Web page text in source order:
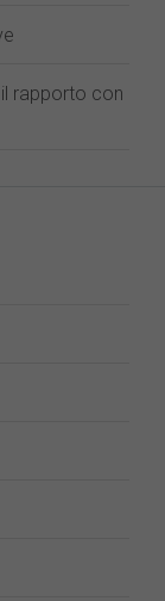
rapporto con